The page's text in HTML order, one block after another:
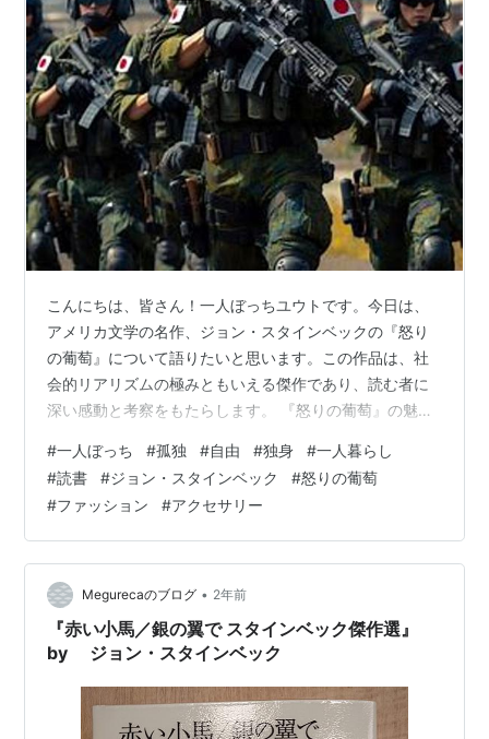
こんにちは、皆さん！一人ぼっちユウトです。今日は、
アメリカ文学の名作、ジョン・スタインベックの『怒り
の葡萄』について語りたいと思います。この作品は、社
会的リアリズムの極みともいえる傑作であり、読む者に
深い感動と考察をもたらします。 『怒りの葡萄』の魅力
景に、オクラホマの農家ジョード一家が希望を求めてカ
リフォルニアへ旅立つ壮大な物語です。スタインベック
の筆致は、絶望の中でも人間の尊厳と希望を描き出し、
読者の心を強く揺さぶります。 キャラクターの深み本作
の登場人物たちは、単なる物語の駒ではなく、実在する
かのような生々しさを持っています。特に主人…
#一人ぼっち #孤独 #自由 #独身 #一人暮らし
#読書 #ジョン・スタインベック #怒りの葡萄
#ファッション #アクセサリー
Megurecaのブログ • 2年前
『赤い小馬／銀の翼で スタインベック傑作選』
by ジョン・スタインベック